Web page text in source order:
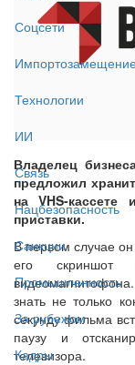
Соцсети
Технологии
ИИ
Связь
Нацбезопасность
Санкции
Промышленность
За рубежом
Кадры
Владелец
предложил
на VHS-
приставки.
В первом случае
его
знать не только
секунду фильма
паузу и
телевизора.